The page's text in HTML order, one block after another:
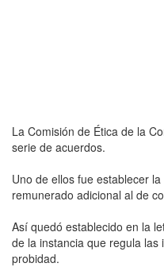
La Comisión de Ética de la
serie de acuerdos.
Uno de ellos fue establecer
remunerado adicional al de
Así quedó establecido en la
de la instancia que regula
probidad.